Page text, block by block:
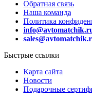
Обратная связь
Наша команда
Политика
Быстрые ссылки
Карта сайта
Новости
Подарочные